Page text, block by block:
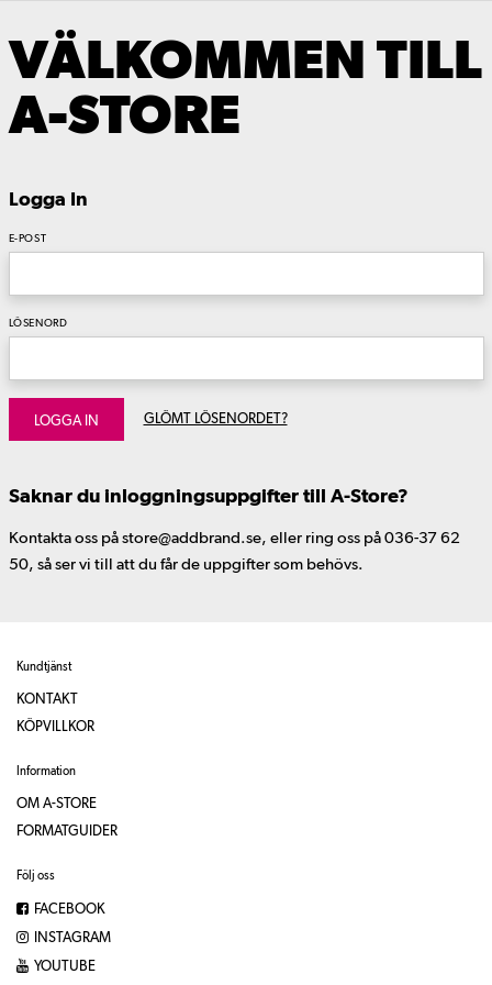
VÄLKOMMEN TILL
A-STORE
Logga In
E-POST
LÖSENORD
LOGGA IN GLÖMT LÖSENORDET?
Saknar du inloggningsuppgifter till A-Store?
Kontakta oss på store@addbrand.se, eller ring oss på 036-37 62
50, så ser vi till att du får de uppgifter som behövs.
Kundtjänst
KONTAKT
KÖPVILLKOR
Information
OM A-STORE
FORMATGUIDER
Följ oss
FACEBOOK
INSTAGRAM
YOUTUBE